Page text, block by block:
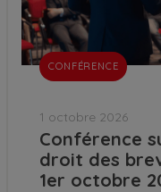
CONFÉRENCE
1 octobre 2026
Conférence
droit des
1er octobre